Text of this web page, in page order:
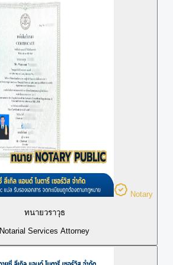
Notary
ทนายวราวุธ
Notarial Services Attorney